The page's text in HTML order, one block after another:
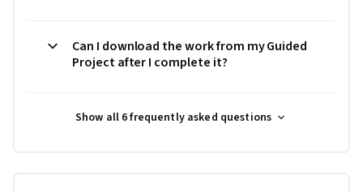
Can I download the work from my Guided
Project after I complete it?
Show all 6 frequently asked questions